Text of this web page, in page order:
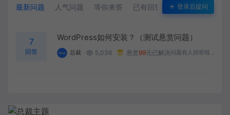
最新问题 人气问题 等你来答 已有回答 悬赏问题
登录后提问
7
回答
WordPress如何安装？（测试悬赏问题）
总裁 5,036 悬赏99元已解决 问题有人回答啦，进来